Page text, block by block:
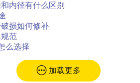
内径有什么区别
损如何修补
范
么选择
加载更多